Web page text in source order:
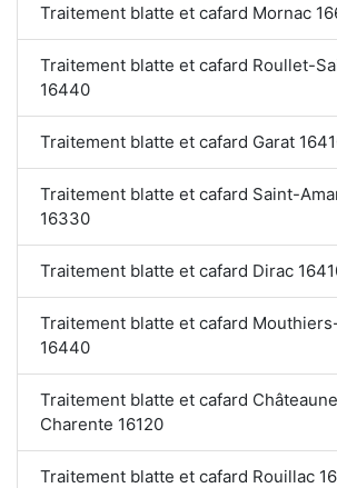
Traitement blatte et cafard Mornac
Traitement blatte et cafard Roullet-
16440
Traitement blatte et cafard Garat
Traitement blatte et cafard Saint-
16330
Traitement blatte et cafard Dirac
Traitement blatte et cafard
16440
Traitement blatte et cafard
Charente 16120
Traitement blatte et cafard Rouillac